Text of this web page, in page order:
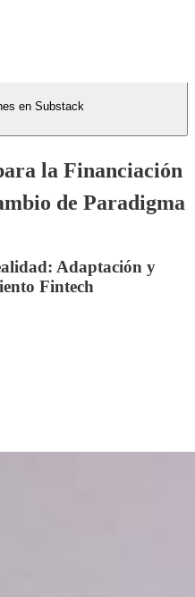
en Substack
la Financiación
de Paradigma
Adaptación y
Fintech